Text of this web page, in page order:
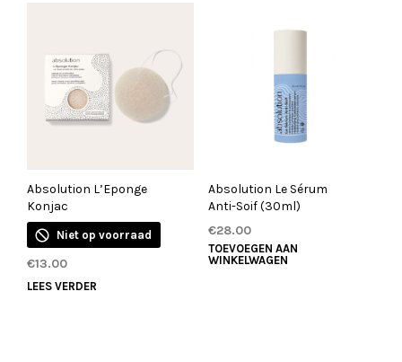
Absolution L’Eponge
Konjac
Niet op voorraad
€13.00
LEES VERDER
Absolution Le Sérum
Anti-Soif (30ml)
€28.00
TOEVOEGEN AAN
WINKELWAGEN